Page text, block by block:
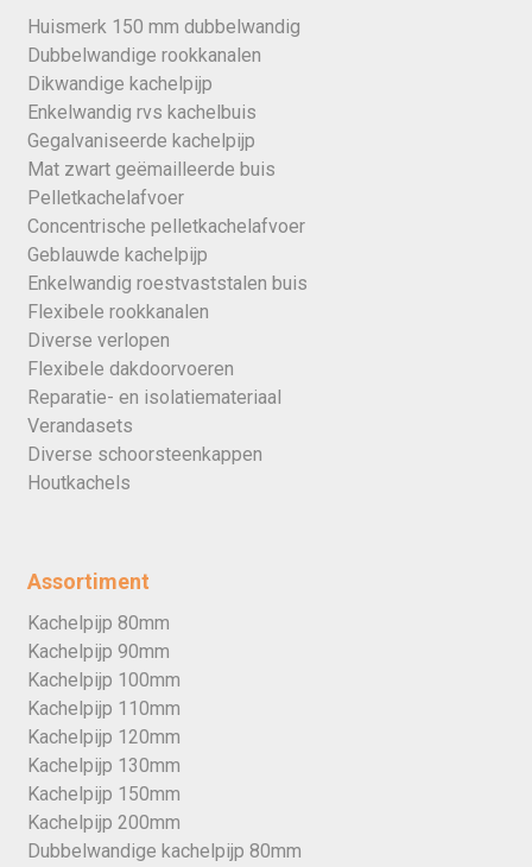
Huismerk 150 mm dubbelwandig
Dubbelwandige rookkanalen
Dikwandige kachelpijp
Enkelwandig rvs kachelbuis
Gegalvaniseerde kachelpijp
Mat zwart geëmailleerde buis
Pelletkachelafvoer
Concentrische pelletkachelafvoer
Geblauwde kachelpijp
Enkelwandig roestvaststalen buis
Flexibele rookkanalen
Diverse verlopen
Flexibele dakdoorvoeren
Reparatie- en isolatiemateriaal
Verandasets
Diverse schoorsteenkappen
Houtkachels
Assortiment
Kachelpijp 80mm
Kachelpijp 90mm
Kachelpijp 100mm
Kachelpijp 110mm
Kachelpijp 120mm
Kachelpijp 130mm
Kachelpijp 150mm
Kachelpijp 200mm
Dubbelwandige kachelpijp 80mm